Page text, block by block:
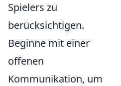
Spielers zu
berücksichtigen.
Beginne mit einer
offenen
Kommunikation, um